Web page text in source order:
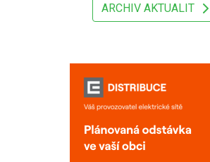
ARCHIV AKTUALIT